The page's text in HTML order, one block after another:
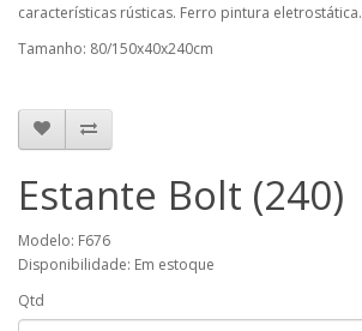
características rústicas. Ferro pintura eletrostática.
Tamanho: 80/150x40x240cm
Estante Bolt (240)
Modelo: F676
Disponibilidade: Em estoque
Qtd